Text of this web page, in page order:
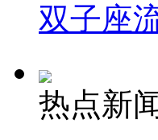
双子座
热点新